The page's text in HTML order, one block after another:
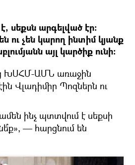
սեքսն արգելված էր։
ու չեն կարող ինտիմ կյանք
այլ կարծիք ունի։
ԽՍՀՄ-ԱՄՆ առաջին
Վլադիմիր Պոզներն ու
ինչ պտտվում է սեքսի
— հարցնում են